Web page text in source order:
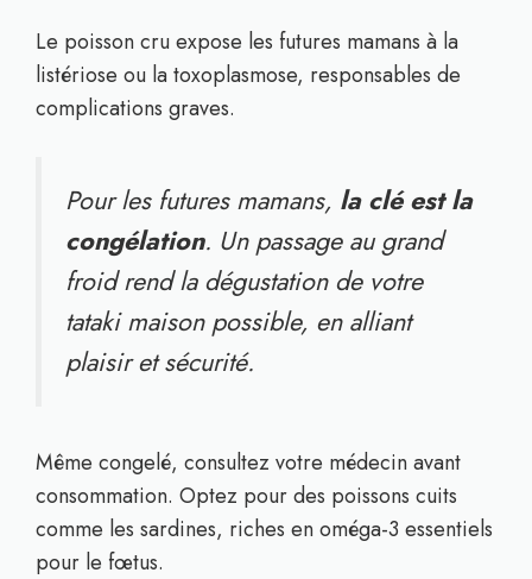
Le poisson cru expose les futures mamans à la
listériose ou la toxoplasmose, responsables de
complications graves.
Pour les futures mamans, la clé est la
congélation. Un passage au grand
froid rend la dégustation de votre
tataki maison possible, en alliant
plaisir et sécurité.
Même congelé, consultez votre médecin avant
consommation. Optez pour des poissons cuits
comme les sardines, riches en oméga-3 essentiels
pour le fœtus.